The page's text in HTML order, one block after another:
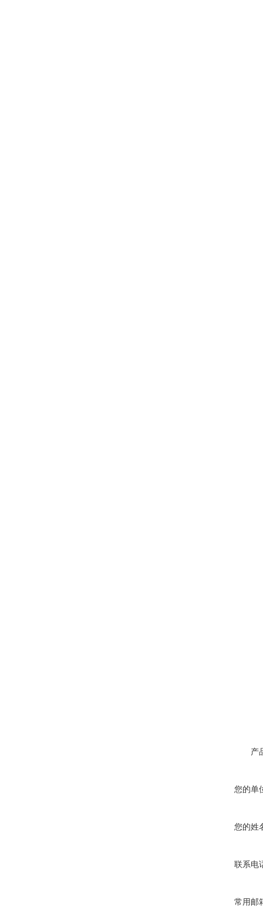
产
您的单
您的姓
联系电
常用邮